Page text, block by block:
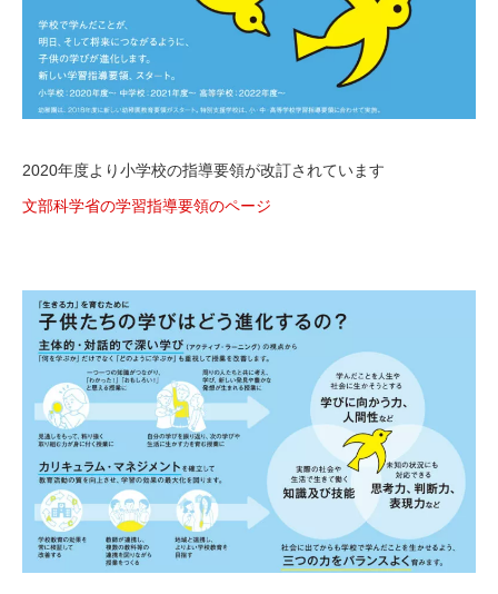
2020年度より小学校の指導要領が改訂されています
文部科学省の学習指導要領のページ